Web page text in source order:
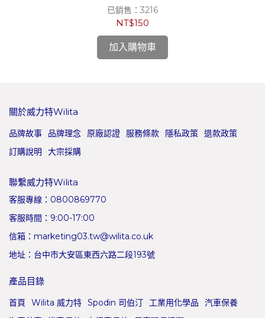
已銷售：3216
NT$150
加入購物車
關於威力特Wilita
品牌故事 品牌理念 原廠認證 服務條款 隱私政策 退款政策
訂購說明
大宗採購
聯繫威力特Wilita
客服專線：0800869770
客服時間：9:00-17:00
信箱：marketing03.tw@wilita.co.uk
地址：台中市大安區東西六路二段193號
產品目錄
首頁 Wilita 威力特 Spodin 司伯汀 工業用化學品
汽車保養